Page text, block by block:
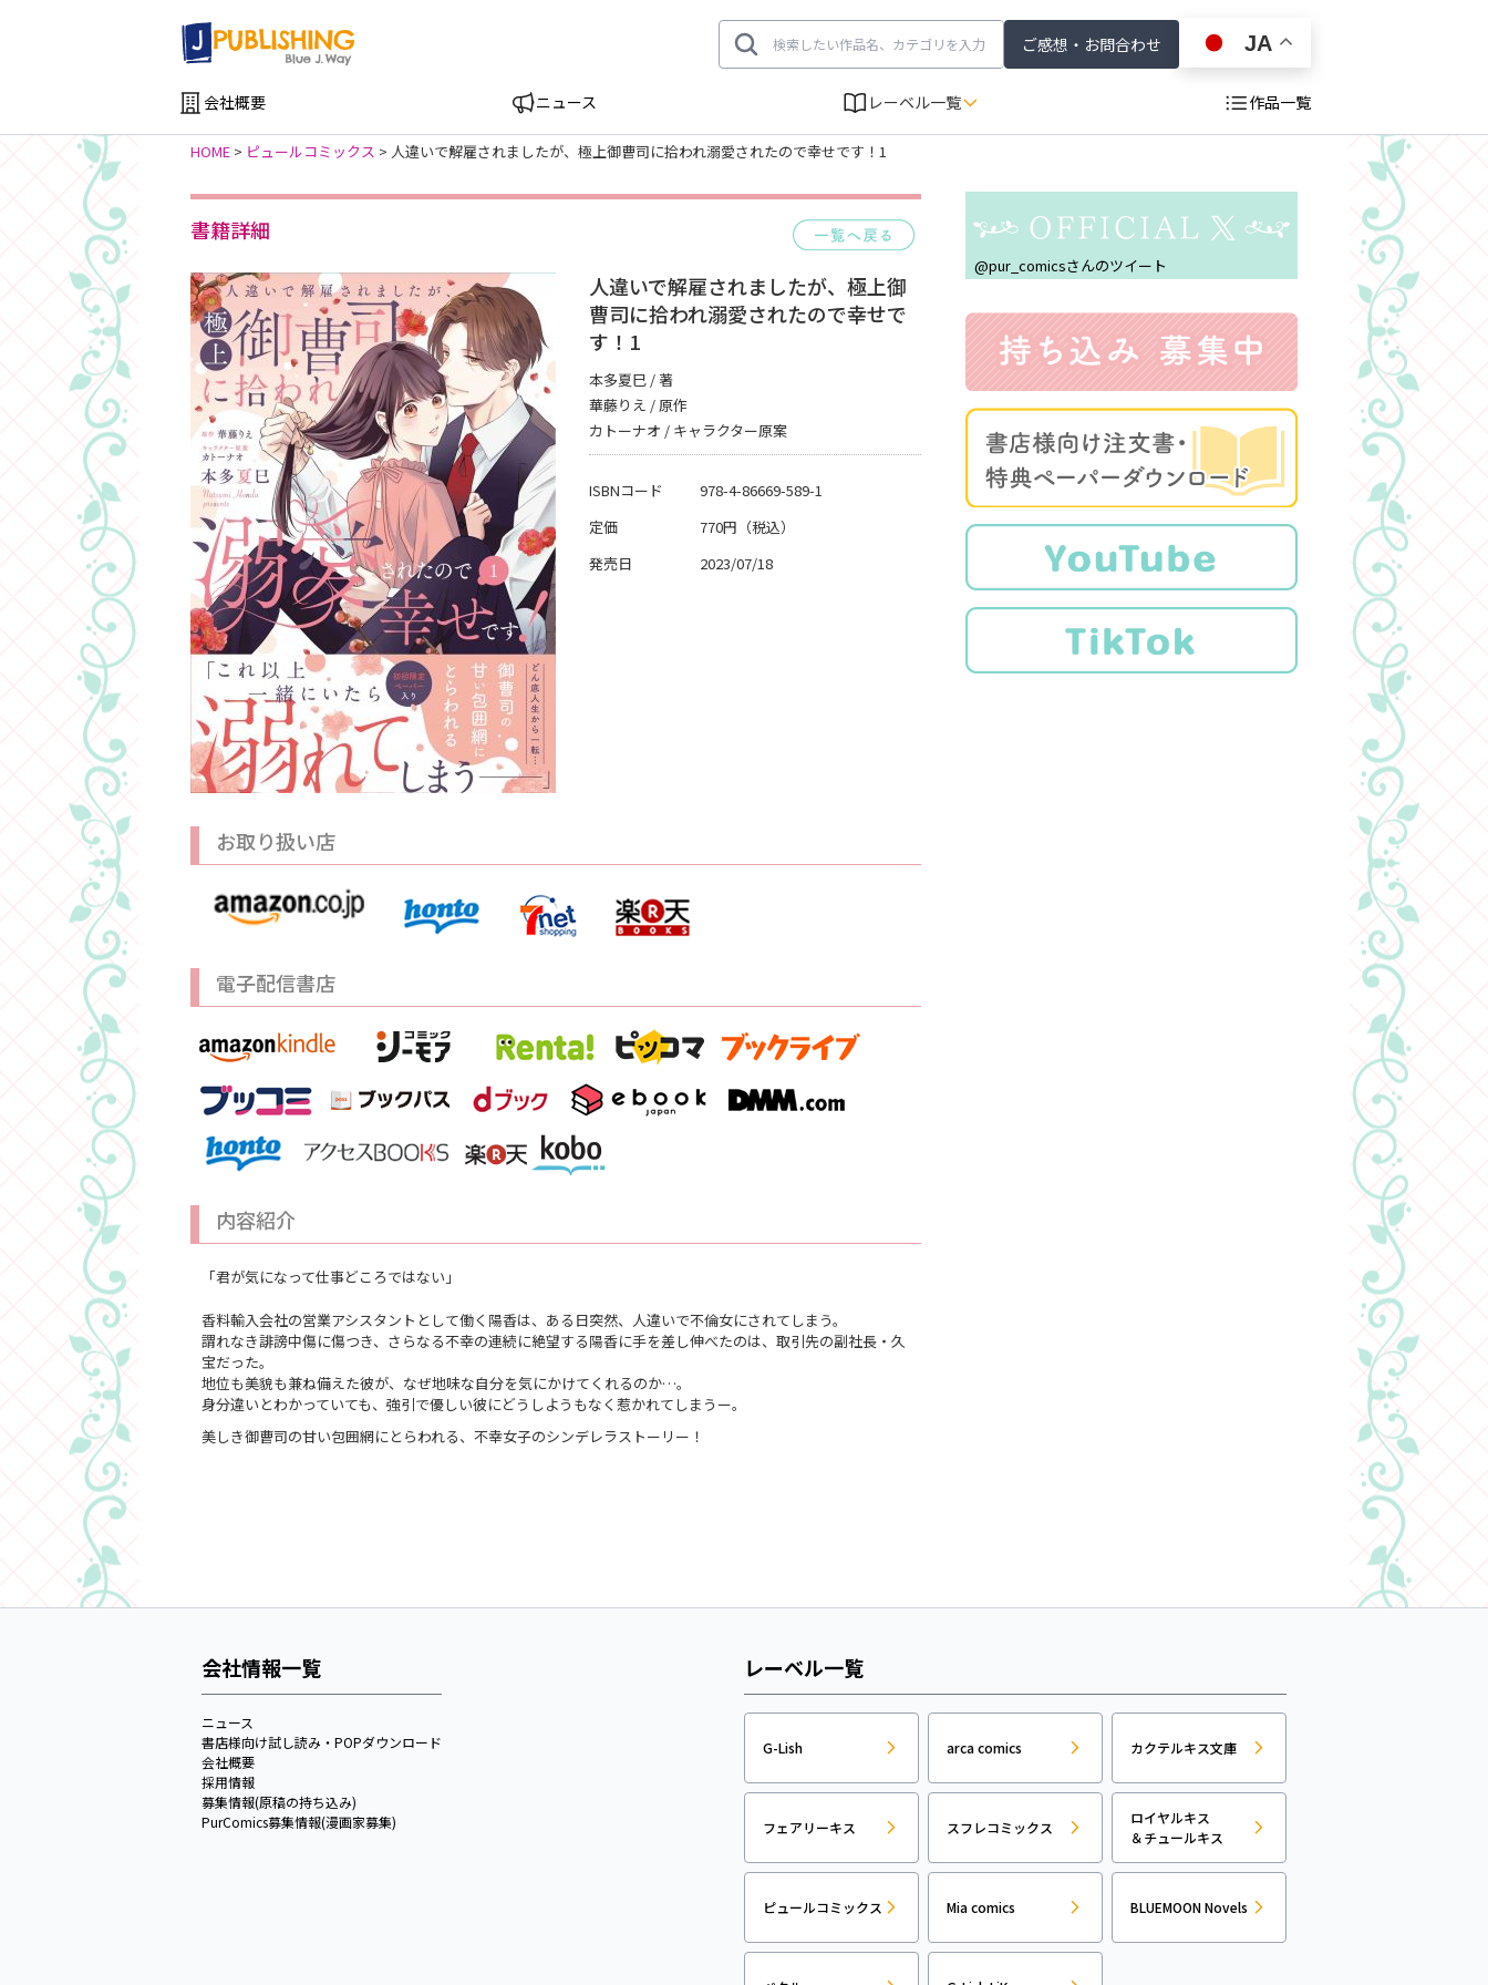
ご感想・お問合わせ JA
会社概要 ニュース レーベル一覧 作品一覧
HOME > ピュールコミックス > 人違いで解雇されましたが、極上御曹司に拾われ溺愛されたので幸せです！1
書籍詳細
一覧へ戻る
人違いで解雇されましたが、極上御
曹司に拾われ溺愛されたので幸せで
す！1
本多夏巳 / 著
華藤りえ / 原作
カトーナオ / キャラクター原案
ISBNコード
978-4-86669-589-1
定価
770円（税込）
発売日
2023/07/18
お取り扱い店
電子配信書店
内容紹介
「君が気になって仕事どころではない」
香料輸入会社の営業アシスタントとして働く陽香は、ある日突然、人違いで不倫女にされてしまう。
謂れなき誹謗中傷に傷つき、さらなる不幸の連続に絶望する陽香に手を差し伸べたのは、取引先の副社長・久
宝だった。
地位も美貌も兼ね備えた彼が、なぜ地味な自分を気にかけてくれるのか…。
身分違いとわかっていても、強引で優しい彼にどうしようもなく惹かれてしまうー。
美しき御曹司の甘い包囲網にとらわれる、不幸女子のシンデレラストーリー！
@pur_comicsさんのツイート
会社情報一覧
ニュース
書店様向け試し読み・POPダウンロード
会社概要
採用情報
募集情報(原稿の持ち込み)
PurComics募集情報(漫画家募集)
レーベル一覧
G-Lish arca comics カクテルキス文庫
フェアリーキス スフレコミックス
ロイヤルキス
＆チュールキス
ピュールコミックス Mia comics BLUEMOON Novels